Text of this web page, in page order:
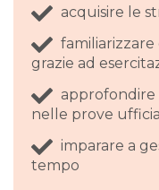
acquisire le
grazie ad
approfondire
nelle prove
imparare a
tempo